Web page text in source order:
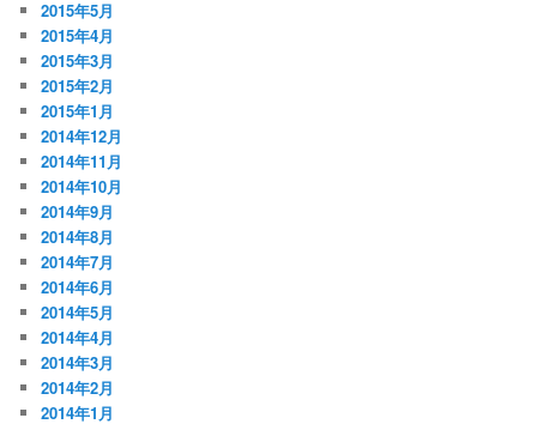
2015年5月
2015年4月
2015年3月
2015年2月
2015年1月
2014年12月
2014年11月
2014年10月
2014年9月
2014年8月
2014年7月
2014年6月
2014年5月
2014年4月
2014年3月
2014年2月
2014年1月